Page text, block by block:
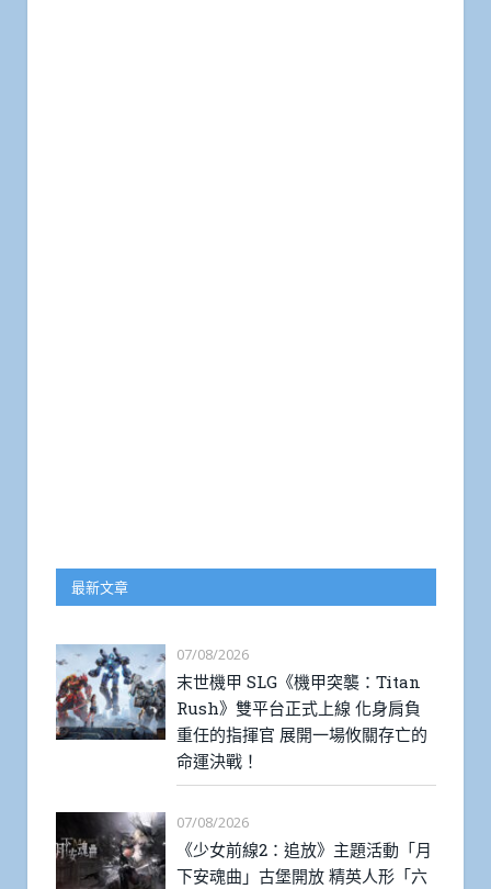
最新文章
07/08/2026
末世機甲 SLG《機甲突襲：Titan
Rush》雙平台正式上線 化身肩負
重任的指揮官 展開一場攸關存亡的
命運決戰！
07/08/2026
《少女前線2：追放》主題活動「月
下安魂曲」古堡開放 精英人形「六